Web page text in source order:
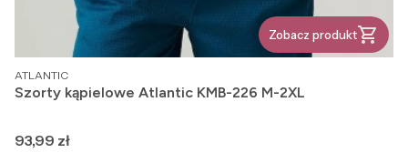
Zobacz produkt
PRODUCENT
ATLANTIC
Szorty kąpielowe Atlantic KMB-226 M-2XL
Cena
93,99 zł